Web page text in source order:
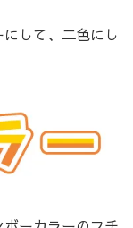
して、二色にし